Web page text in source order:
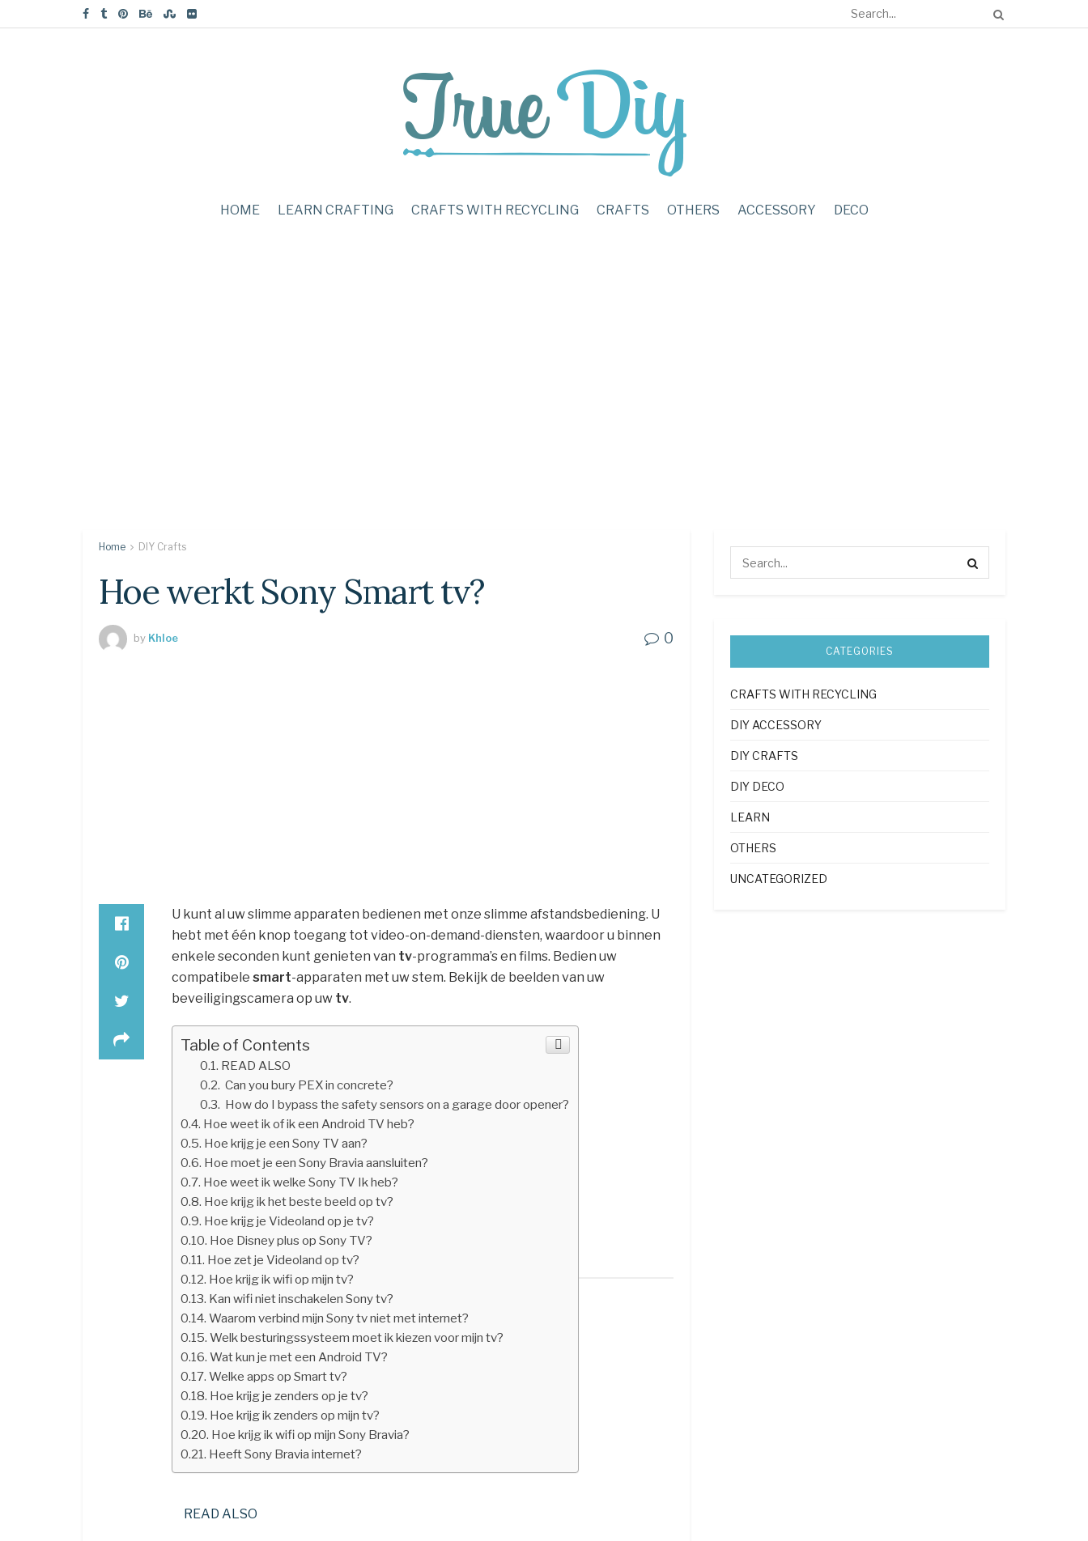
HOME LEARN CRAFTING CRAFTS WITH RECYCLING CRAFTS OTHERS ACCESSORY DECO
Home DIY Crafts
Hoe werkt Sony Smart tv?
by Khloe 0
U kunt al uw slimme apparaten bedienen met onze slimme afstandsbediening. U
hebt met één knop toegang tot video-on-demand-diensten, waardoor u binnen
enkele seconden kunt genieten van tv-programma’s en films. Bedien uw
compatibele smart-apparaten met uw stem. Bekijk de beelden van uw
beveiligingscamera op uw tv.
Table of Contents
READ ALSO
Can you bury PEX in concrete?
How do I bypass the safety sensors on a garage door opener?
Hoe weet ik of ik een Android TV heb?
Hoe krijg je een Sony TV aan?
Hoe moet je een Sony Bravia aansluiten?
Hoe weet ik welke Sony TV Ik heb?
Hoe krijg ik het beste beeld op tv?
Hoe krijg je Videoland op je tv?
Hoe Disney plus op Sony TV?
Hoe zet je Videoland op tv?
Hoe krijg ik wifi op mijn tv?
Kan wifi niet inschakelen Sony tv?
Waarom verbind mijn Sony tv niet met internet?
Welk besturingssysteem moet ik kiezen voor mijn tv?
Wat kun je met een Android TV?
Welke apps op Smart tv?
Hoe krijg je zenders op je tv?
Hoe krijg ik zenders op mijn tv?
Hoe krijg ik wifi op mijn Sony Bravia?
Heeft Sony Bravia internet?
READ ALSO
CATEGORIES
CRAFTS WITH RECYCLING
DIY ACCESSORY
DIY CRAFTS
DIY DECO
LEARN
OTHERS
UNCATEGORIZED